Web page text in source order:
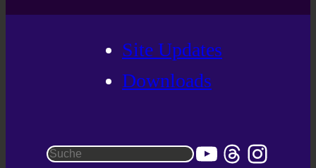
Site Updates
Downloads
Suchen YouTube
Threads